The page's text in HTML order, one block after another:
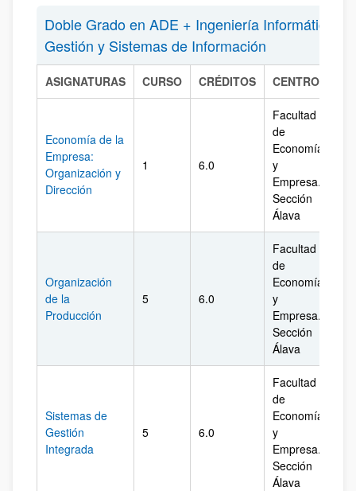
Doble Grado en ADE + Ingeniería Informática de
Gestión y Sistemas de Información
ASIGNATURAS CURSO CRÉDITOS CENTRO
Economía de la
Empresa:
Organización y
Dirección
1 6.0
Facultad
de
Economía
y
Empresa.
Sección
Álava
Organización
de la
Producción
5 6.0
Facultad
de
Economía
y
Empresa.
Sección
Álava
Sistemas de
Gestión
Integrada
5 6.0
Facultad
de
Economía
y
Empresa.
Sección
Álava